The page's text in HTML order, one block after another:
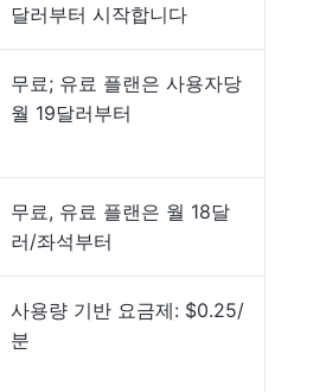
달러부터 시작합니다
무료; 유료 플랜은 사용자당
월 19달러부터
무료, 유료 플랜은 월 18달
러/좌석부터
사용량 기반 요금제: $0.25/
분